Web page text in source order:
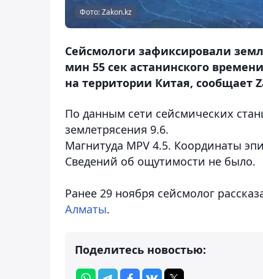
Фото: Zakon.kz
Сейсмологи зафиксировали
мин 55 сек астанинского
на территории Китая, сообщает
По данным сети сейсмических
землетрясения 9.6.
Магнитуда MPV 4.5. Координаты
Сведений об ощутимости не было.
Ранее 29 ноября сейсмолог
Алматы.
Поделитесь новостью: